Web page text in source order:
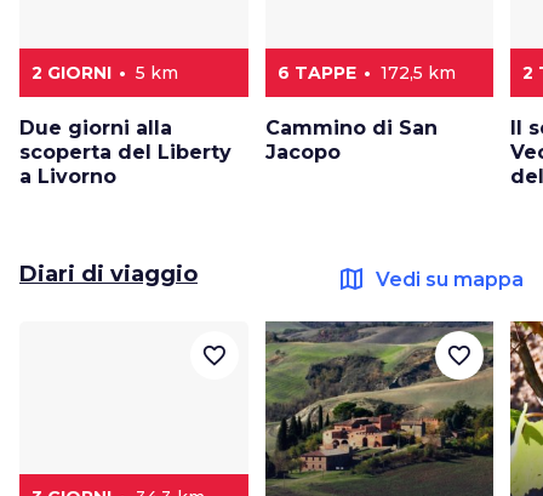
2 GIORNI 5 km
Due giorni alla
scoperta del Liberty
a Livorno
6 TAPPE 172,5 km
Cammino di San
Jacopo
2
Il
Diari di viaggio map Vedi su mappa
favorite_border favorite_border